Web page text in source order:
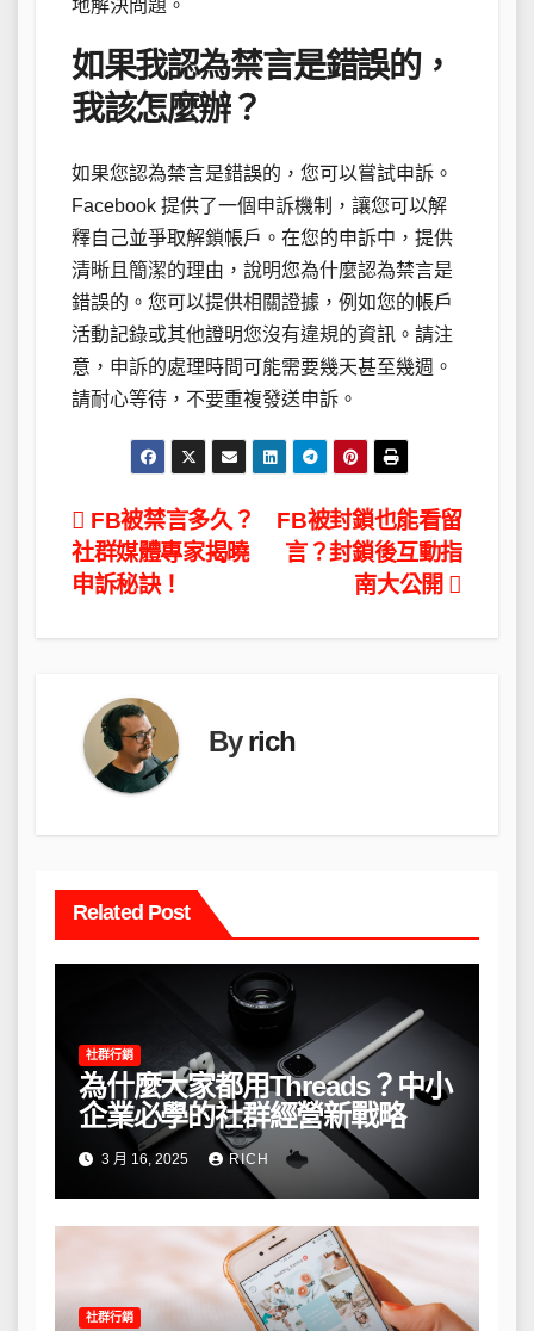
地解決問題。
如果我認為禁言是錯誤的，
我該怎麼辦？
如果您認為禁言是錯誤的，您可以嘗試申訴。
Facebook 提供了一個申訴機制，讓您可以解
釋自己並爭取解鎖帳戶。在您的申訴中，提供
清晰且簡潔的理由，說明您為什麼認為禁言是
錯誤的。您可以提供相關證據，例如您的帳戶
活動記錄或其他證明您沒有違規的資訊。請注
意，申訴的處理時間可能需要幾天甚至幾週。
請耐心等待，不要重複發送申訴。
文
章
FB被封鎖也能看留
言？封鎖後互動指
南大公開
FB被禁言多久？
社群媒體專家揭曉
申訴秘訣！
Byrich
Related Post
社群行銷
為什麼大家都用Threads？中小
企業必學的社群經營新戰略
3 月 16, 2025 RICH
社群行銷